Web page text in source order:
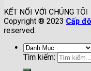
KẾT NỐI VỚI CHÚNG TÔI
Copyright ® 2023 Cấp
reserved.
Tìm kiếm: